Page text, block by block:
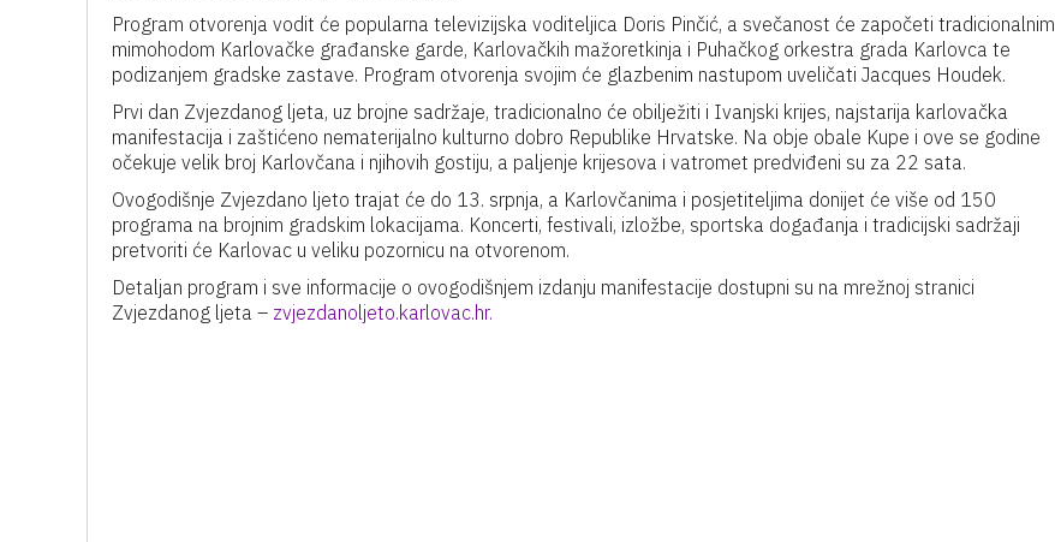
Program otvorenja vodit će popularna televizijska voditeljica Doris Pinčić, a svečanost će započeti tradicionalnim
mimohodom Karlovačke građanske garde, Karlovačkih mažoretkinja i Puhačkog orkestra grada Karlovca te
podizanjem gradske zastave. Program otvorenja svojim će glazbenim nastupom uveličati Jacques Houdek.
Prvi dan Zvjezdanog ljeta, uz brojne sadržaje, tradicionalno će obilježiti i Ivanjski krijes, najstarija karlovačka
manifestacija i zaštićeno nematerijalno kulturno dobro Republike Hrvatske. Na obje obale Kupe i ove se godine
očekuje velik broj Karlovčana i njihovih gostiju, a paljenje krijesova i vatromet predviđeni su za 22 sata.
Ovogodišnje Zvjezdano ljeto trajat će do 13. srpnja, a Karlovčanima i posjetiteljima donijet će više od 150
programa na brojnim gradskim lokacijama. Koncerti, festivali, izložbe, sportska događanja i tradicijski sadržaji
pretvoriti će Karlovac u veliku pozornicu na otvorenom.
Detaljan program i sve informacije o ovogodišnjem izdanju manifestacije dostupni su na mrežnoj stranici
Zvjezdanog ljeta – zvjezdanoljeto.karlovac.hr.